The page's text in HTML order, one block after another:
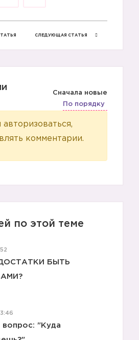
СЛЕДУЮЩАЯ СТАТЬЯ
Сначала новые
По порядку
комментарии.
по этой теме
БЫТЬ
"Куда